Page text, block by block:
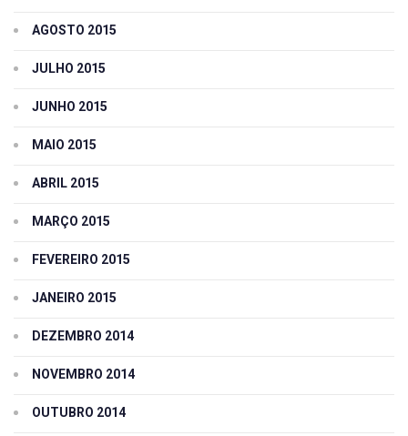
AGOSTO 2015
JULHO 2015
JUNHO 2015
MAIO 2015
ABRIL 2015
MARÇO 2015
FEVEREIRO 2015
JANEIRO 2015
DEZEMBRO 2014
NOVEMBRO 2014
OUTUBRO 2014